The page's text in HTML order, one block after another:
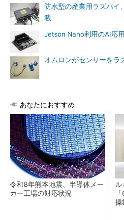
防水型の産業用ラズパ
載
Jetson Nano利用のAI応
オムロンがセンサーをラ
あなたにおすすめ
令和8年熊本地震、半導体メー
カー工場の対応状況
操